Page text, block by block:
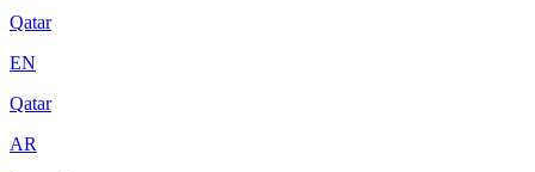
Qatar
EN
Qatar
AR